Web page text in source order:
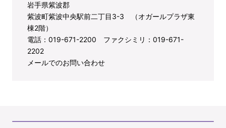
岩手県紫波郡
紫波町紫波中央駅前二丁目3-3 （オガールプラザ東
棟2階）
電話：019-671-2200 ファクシミリ：019-671-
2202
メールでのお問い合わせ